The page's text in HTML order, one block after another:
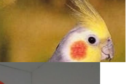
morskie Kraków
i roborowskiego
Chomiki syryjskie